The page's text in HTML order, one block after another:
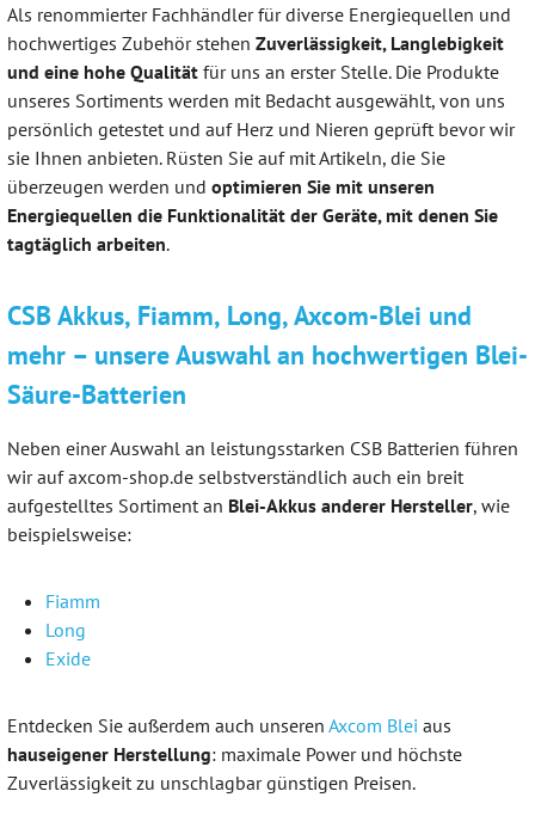
Als renommierter Fachhändler für diverse Energiequellen und
hochwertiges Zubehör stehen Zuverlässigkeit, Langlebigkeit
und eine hohe Qualität für uns an erster Stelle. Die Produkte
unseres Sortiments werden mit Bedacht ausgewählt, von uns
persönlich getestet und auf Herz und Nieren geprüft bevor wir
sie Ihnen anbieten. Rüsten Sie auf mit Artikeln, die Sie
überzeugen werden und optimieren Sie mit unseren
Energiequellen die Funktionalität der Geräte, mit denen Sie
tagtäglich arbeiten.
CSB Akkus, Fiamm, Long, Axcom-Blei und
mehr – unsere Auswahl an hochwertigen Blei-
Säure-Batterien
Neben einer Auswahl an leistungsstarken CSB Batterien führen
wir auf axcom-shop.de selbstverständlich auch ein breit
aufgestelltes Sortiment an Blei-Akkus anderer Hersteller, wie
beispielsweise:
Fiamm
Long
Exide
Entdecken Sie außerdem auch unseren Axcom Blei aus
hauseigener Herstellung: maximale Power und höchste
Zuverlässigkeit zu unschlagbar günstigen Preisen.